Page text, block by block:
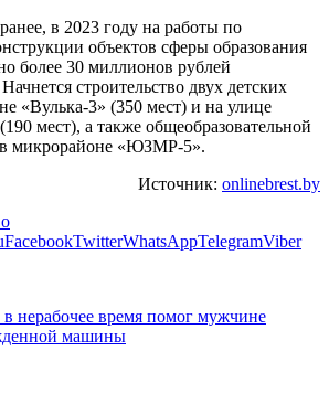
в 2023 году на работы по
объектов сферы образования
более 30 миллионов рублей
строительство двух детских
«Вулька-3» (350 мест) и на улице
мест), а также общеобразовательной
микрорайоне «ЮЗМР-5».
Источник: onlinebrest.by
FacebookTwitterWhatsAppTelegramViber
в нерабочее время помог мужчине
машины